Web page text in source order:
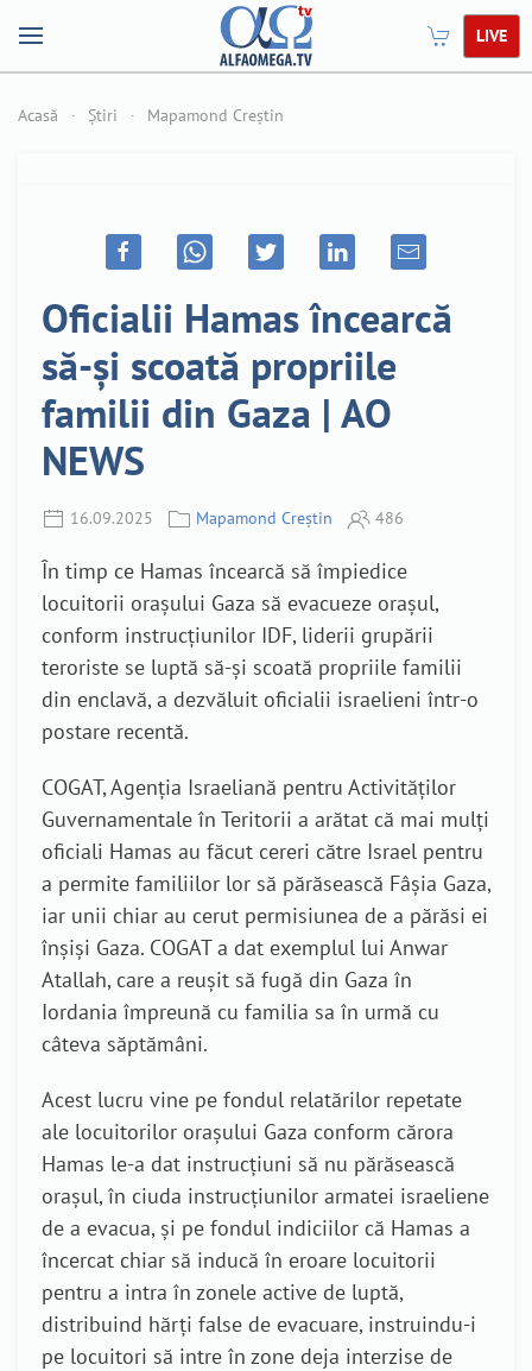
LIVE
Acasă Știri Mapamond Creștin
Oficialii Hamas încearcă
să-și scoată propriile
familii din Gaza | AO
NEWS
16.09.2025 Mapamond Creștin 486
În timp ce Hamas încearcă să împiedice
locuitorii orașului Gaza să evacueze orașul,
conform instrucțiunilor IDF, liderii grupării
teroriste se luptă să-și scoată propriile familii
din enclavă, a dezvăluit oficialii israelieni într-o
postare recentă.
COGAT, Agenția Israeliană pentru Activităților
Guvernamentale în Teritorii a arătat că mai mulți
oficiali Hamas au făcut cereri către Israel pentru
a permite familiilor lor să părăsească Fâșia Gaza,
iar unii chiar au cerut permisiunea de a părăsi ei
înșiși Gaza. COGAT a dat exemplul lui Anwar
Atallah, care a reușit să fugă din Gaza în
Iordania împreună cu familia sa în urmă cu
câteva săptămâni.
Acest lucru vine pe fondul relatărilor repetate
ale locuitorilor orașului Gaza conform cărora
Hamas le-a dat instrucțiuni să nu părăsească
orașul, în ciuda instrucțiunilor armatei israeliene
de a evacua, și pe fondul indiciilor că Hamas a
încercat chiar să inducă în eroare locuitorii
pentru a intra în zonele active de luptă,
distribuind hărți false de evacuare, instruindu-i
pe locuitori să intre în zone deja interzise de